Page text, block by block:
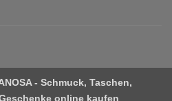
- Schmuck, Taschen,
online kaufen